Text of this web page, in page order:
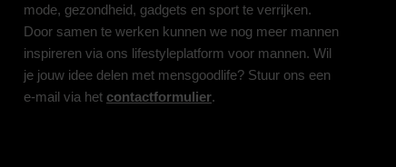
mode, gezondheid, gadgets en sport te verrijken.
Door samen te werken kunnen we nog meer mannen
inspireren via ons lifestyleplatform voor mannen. Wil
je jouw idee delen met mensgoodlife? Stuur ons een
e-mail via het contactformulier.